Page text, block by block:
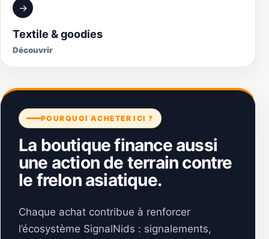
→
Textile & goodies
Découvrir
POURQUOI ACHETER ICI ?
La boutique finance aussi
une action de terrain contre
le frelon asiatique.
Chaque achat contribue à renforcer
l’écosystème SignalNids : signalements,